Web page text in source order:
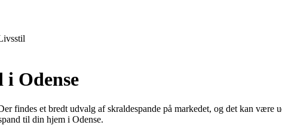
Odense
findes et bredt udvalg af skraldespande på markedet, og det kan være
til din hjem i Odense.